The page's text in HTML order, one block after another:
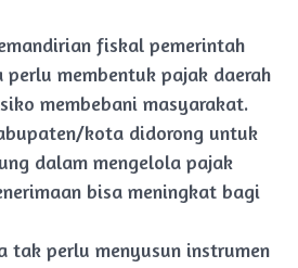
fiskal pemerintah
membentuk pajak daerah
membebani masyarakat.
kota didorong untuk
dalam mengelola pajak
bisa meningkat bagi
tak perlu menyusun instrumen